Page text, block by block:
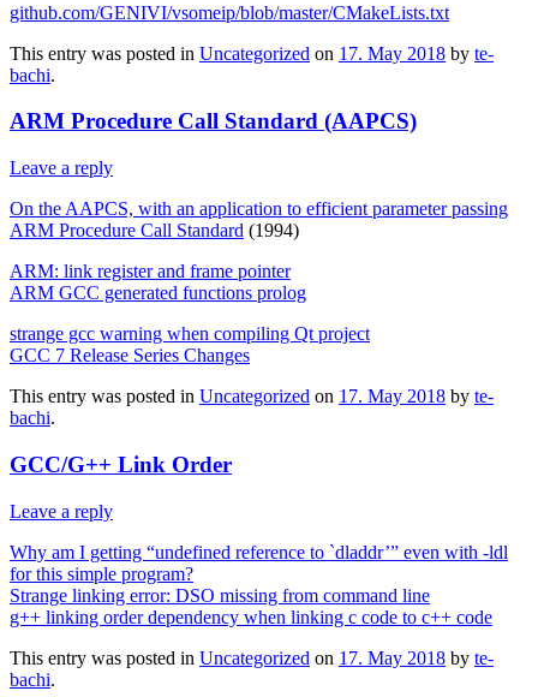
github.com/GENIVI/vsomeip/blob/master/CMakeLists.txt
This entry was posted in Uncategorized on 17. May 2018 by te-
bachi.
ARM Procedure Call Standard (AAPCS)
Leave a reply
On the AAPCS, with an application to efficient parameter passing
ARM Procedure Call Standard (1994)
ARM: link register and frame pointer
ARM GCC generated functions prolog
strange gcc warning when compiling Qt project
GCC 7 Release Series Changes
This entry was posted in Uncategorized on 17. May 2018 by te-
bachi.
GCC/G++ Link Order
Leave a reply
Why am I getting “undefined reference to `dladdr’” even with -ldl
for this simple program?
Strange linking error: DSO missing from command line
g++ linking order dependency when linking c code to c++ code
This entry was posted in Uncategorized on 17. May 2018 by te-
bachi.